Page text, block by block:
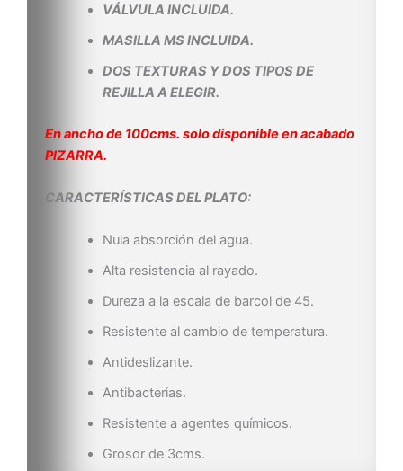
VÁLVULA INCLUIDA.
MASILLA MS INCLUIDA.
DOS TEXTURAS Y DOS TIPOS DE
REJILLA A ELEGIR.
En ancho de 100cms. solo disponible en acabado
PIZARRA.
CARACTERÍSTICAS DEL PLATO:
Nula absorción del agua.
Alta resistencia al rayado.
Dureza a la escala de barcol de 45.
Resistente al cambio de temperatura.
Antideslizante.
Antibacterias.
Resistente a agentes químicos.
Grosor de 3cms.